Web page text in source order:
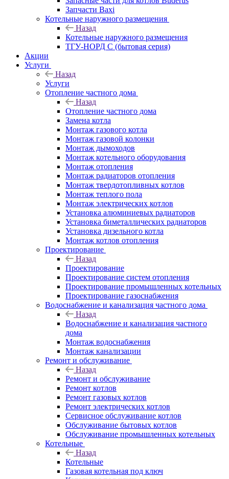
Запчасти Baxi
Котельные наружного размещения
Назад
Котельные наружного размещения
ТГУ-НОРД С (бытовая серия)
Акции
Услуги
Назад
Услуги
Отопление частного дома
Назад
Отопление частного дома
Замена котла
Монтаж газового котла
Монтаж газовой колонки
Монтаж дымоходов
Монтаж котельного оборудования
Монтаж отопления
Монтаж радиаторов отопления
Монтаж твердотопливных котлов
Монтаж теплого пола
Монтаж электрических котлов
Установка алюминиевых радиаторов
Установка биметаллических радиаторов
Установка дизельного котла
Монтаж котлов отопления
Проектирование
Назад
Проектирование
Проектирование систем отопления
Проектирование промышленных котельных
Проектирование газоснабжения
Водоснабжение и канализация частного дома
Назад
Водоснабжение и канализация частного
дома
Монтаж водоснабжения
Монтаж канализации
Ремонт и обслуживание
Назад
Ремонт и обслуживание
Ремонт котлов
Ремонт газовых котлов
Ремонт электрических котлов
Сервисное обслуживание котлов
Обслуживание бытовых котлов
Обслуживание промышленных котельных
Котельные
Назад
Котельные
Газовая котельная под ключ